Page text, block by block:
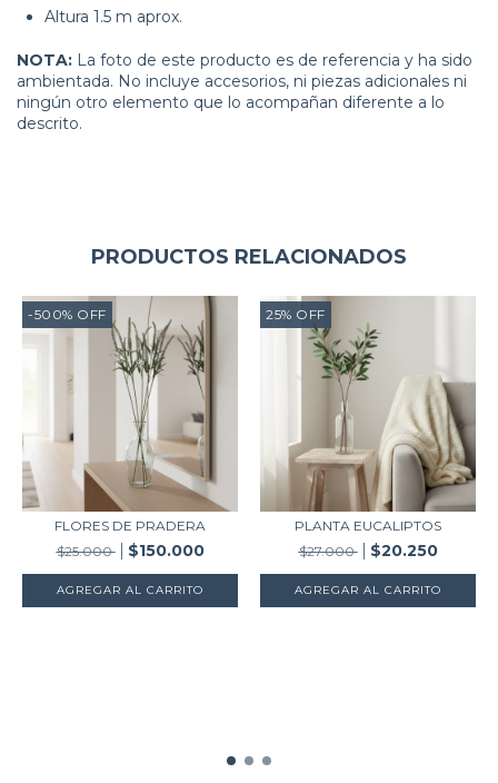
Altura 1.5 m aprox.
NOTA: La foto de este producto es de referencia y ha sido
ambientada. No incluye accesorios, ni piezas adicionales ni
ningún otro elemento que lo acompañan diferente a lo
descrito.
PRODUCTOS RELACIONADOS
-500% OFF
FLORES DE PRADERA
$25.000
$150.000
25% OFF
PLANTA EUCALIPTOS
$27.000
$20.250